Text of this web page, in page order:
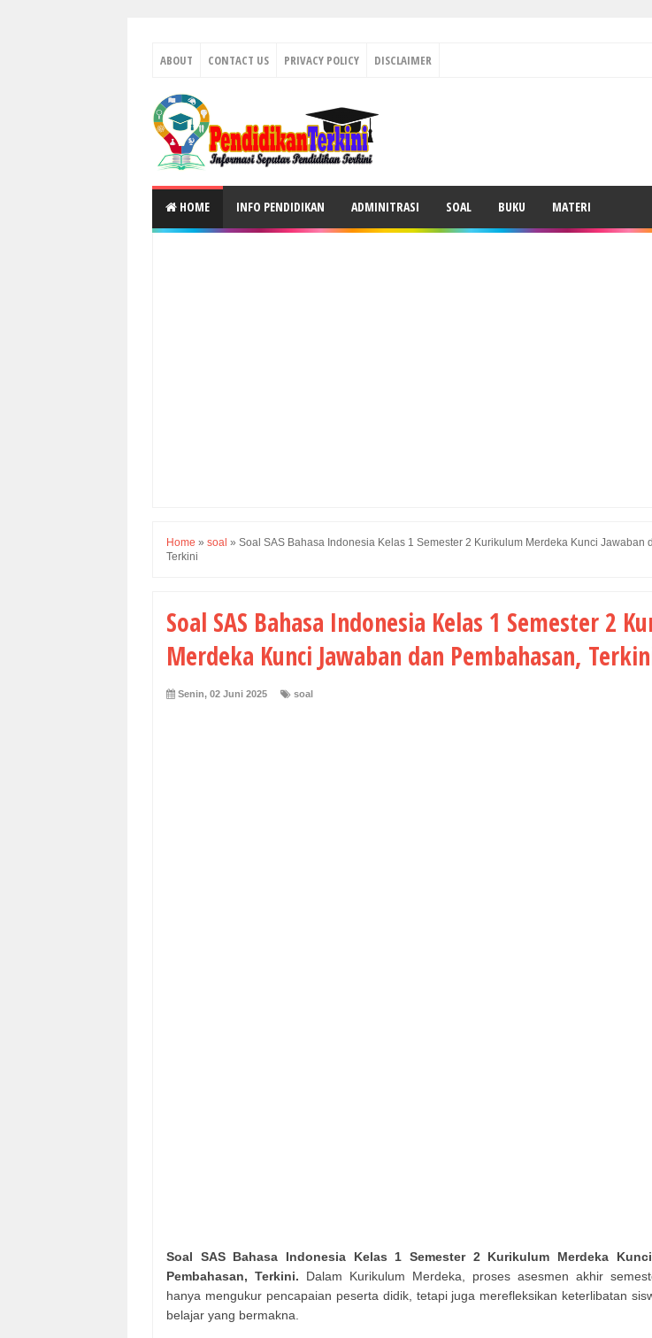
ABOUT CONTACT US PRIVACY POLICY DISCLAIMER
HOME INFO PENDIDIKAN ADMINITRASI SOAL BUKU MATERI
Home » soal » Soal SAS Bahasa Indonesia Kelas 1 Semester 2 Kurikulum Merdeka Kunci Jawaban
Terkini
Soal SAS Bahasa Indonesia Kelas 1 Semester 2
Merdeka Kunci Jawaban dan Pembahasan,
Senin, 02 Juni 2025 soal
Soal SAS Bahasa Indonesia Kelas 1 Semester 2 Kurikulum Merdeka
Pembahasan, Terkini. Dalam Kurikulum Merdeka, proses asesmen akhir
hanya mengukur pencapaian peserta didik, tetapi juga merefleksikan keterlibatan
belajar yang bermakna.